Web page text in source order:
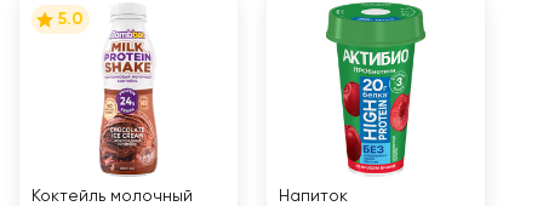
5.0
Коктейль молочный
Напиток